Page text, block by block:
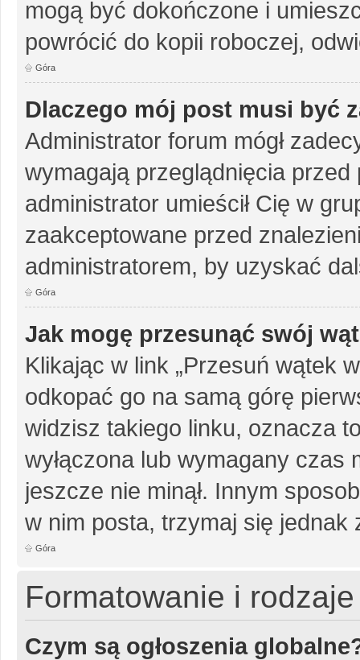
mogą być dokończone i
powrócić do kopii roboczej,
Góra
Dlaczego mój post musi być
Administrator forum mógł
wymagają przeglądnięcia
administrator umieścił Cię w
zaakceptowane przed
administratorem, by uzyskać
Góra
Jak mogę przesunąć swój
Klikając w link „Przesuń wątek
odkopać go na samą górę
widzisz takiego linku, oznacza
wyłączona lub wymagany
jeszcze nie minął. Innym
w nim posta, trzymaj się jednak
Góra
Formatowanie i
Czym są ogłoszenia